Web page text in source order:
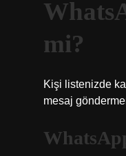
mi?
Kişi listenizde
mesaj